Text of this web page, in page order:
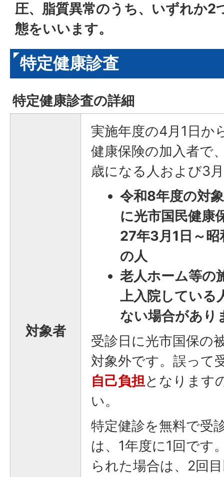
圧、脂質異常のうち、いずれか2
態をいいます。
特定健康診査
特定健康診査の詳細
対象者
実施年度の4月1日か
健康保険の加入者で
歳になる人および3
令和8年度の対
に光市国民健康
27年3月1日～
の人
老人ホーム等の
上入院している
ない場合があり
受診日に光市国保の
対象外です。誤って
自己負担となります
い。
特定健診を無料で受
は、1年度に1回です
られた場合は、2回